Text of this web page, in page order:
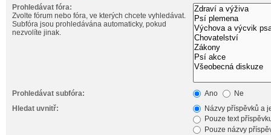
Prohledávat fóra:
Zvolte fórum nebo fóra, ve kterých chcete vyhledávat.
Subfóra jsou prohledávána automaticky, pokud
nezvolíte jinak.
Prohledávat subfóra: Ano
Ne
Hledat uvnitř:
Názvy příspěvků a
Pouze text
Pouze názvy